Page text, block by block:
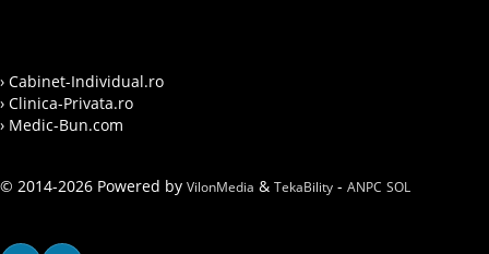
› Cabinet-Individual.ro
› Clinica-Privata.ro
› Medic-Bun.com
© 2014-2026 Powered by VilonMedia & TekaBility - ANPC SOL